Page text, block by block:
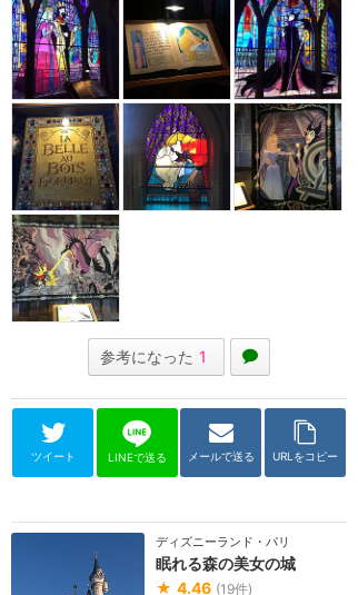
参考になった 1
ツイート LINEで送る メールで送る URLをコピー
ディズニーランド・パリ
眠れる森の美女の城
★ 4.46 (19件)